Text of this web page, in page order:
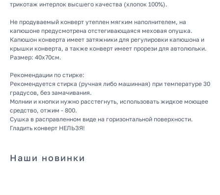
трикотаж интерлок высшего качества (хлопок 100%).
Не продуваемый конверт утеплен мягким наполнителем, на
капюшоне предусмотрена отстегивающаяся меховая опушка.
Капюшон конверта имеет затяжники для регулировки капюшона и
крышки конверта, а также конверт имеет прорези для автолюльки.
Размер: 40х70см.
Рекомендации по стирке:
Рекомендуется стирка (ручная либо машинная) при температуре 30
градусов, без замачивания.
Молнии и кнопки нужно расстегнуть, использовать жидкое моющее
средство, отжим - 800.
Сушка в расправленном виде на горизонтальной поверхности.
Гладить конверт НЕЛЬЗЯ!
Наши новинки
Летняя
Зимняя
Готовые подборки
Комплекты на выписку
Комбинезоны
КАТАЛОГ
mikiniki-shop@yandex.ru
КОНТАКТЫ